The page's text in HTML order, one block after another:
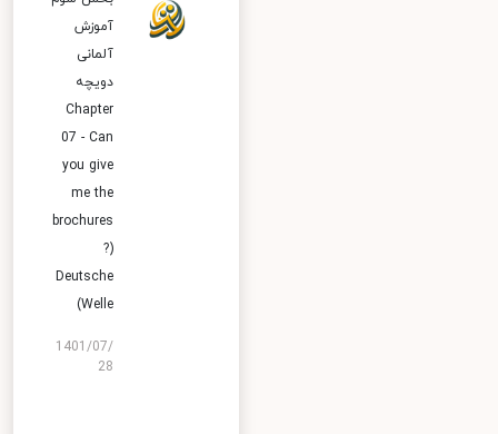
آموزش
آلمانی
دویچه
Chapter
07 - Can
you give
me the
brochures
Deutsche
Welle)
1401/07/
28